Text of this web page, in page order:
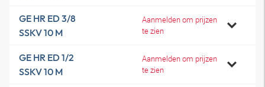
GE HR ED 3/8
SSKV 10 M
Aanmelden om prijzen
te zien
GE HR ED 1/2
SSKV 10 M
Aanmelden om prijzen
te zien